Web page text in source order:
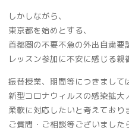
しかしながら、
東京都を始めとする、
首都圏の不要不急の外出自粛要
レッスン参加に不安に感じる親
振替授業、期間等につきまして
新型コロナウィルスの感染拡大
柔軟に対応したいと考えており
ご質問・ご相談等ございました